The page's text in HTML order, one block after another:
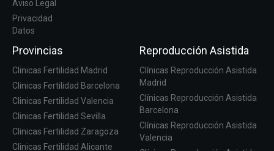
Aviso Legal
Privacidad
Datos
Provincias
Clinicas Fertilidad Madrid
Clinicas Fertilidad Barcelona
Clinicas Fertilidad Valencia
Clinicas Fertilidad Sevilla
Clinicas Fertilidad Zaragoza
Clinicas Fertilidad Alicante
Reproducción Asistida
Clínicas Reproducción Asistida
Madrid
Clínicas Reproducción Asistida
Barcelona
Clínicas Reproducción Asistida
Valencia